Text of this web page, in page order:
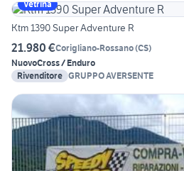
Vetrina
Ktm 1390 Super Adventure R
21.980 €Corigliano-Rossano(CS)
NuovoCross / Enduro
Rivenditore GRUPPO AVERSENTE